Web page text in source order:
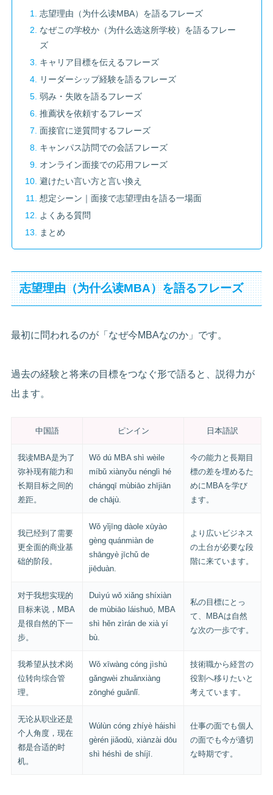
志望理由（为什么读MBA）を語るフレーズ
なぜこの学校か（为什么选这所学校）を語るフレー
ズ
キャリア目標を伝えるフレーズ
リーダーシップ経験を語るフレーズ
弱み・失敗を語るフレーズ
推薦状を依頼するフレーズ
面接官に逆質問するフレーズ
キャンパス訪問での会話フレーズ
オンライン面接での応用フレーズ
避けたい言い方と言い換え
想定シーン｜面接で志望理由を語る一場面
よくある質問
まとめ
志望理由（为什么读MBA）を語るフレーズ
最初に問われるのが「なぜ今MBAなのか」です。
過去の経験と将来の目標をつなぐ形で語ると、説得力が
出ます。
中国語 ピンイン 日本語訳
我读MBA是为了
弥补现有能力和
长期目标之间的
差距。
Wǒ dú MBA shì wèile
míbǔ xiànyǒu nénglì hé
chángqī mùbiāo zhījiān
de chājù.
今の能力と長期目
標の差を埋めるた
めにMBAを学び
ます。
我已经到了需要
更全面的商业基
础的阶段。
Wǒ yǐjīng dàole xūyào
gèng quánmiàn de
shāngyè jīchǔ de
jiēduàn.
より広いビジネス
の土台が必要な段
階に来ています。
对于我想实现的
目标来说，MBA
是很自然的下一
步。
Duìyú wǒ xiǎng shíxiàn
de mùbiāo láishuō, MBA
shì hěn zìrán de xià yí
bù.
私の目標にとっ
て、MBAは自然
な次の一歩です。
我希望从技术岗
位转向综合管
理。
Wǒ xīwàng cóng jìshù
gǎngwèi zhuǎnxiàng
zōnghé guǎnlǐ.
技術職から経営の
役割へ移りたいと
考えています。
无论从职业还是
个人角度，现在
都是合适的时
机。
Wúlùn cóng zhíyè háishì
gèrén jiǎodù, xiànzài dōu
shì héshì de shíjī.
仕事の面でも個人
の面でも今が適切
な時期です。